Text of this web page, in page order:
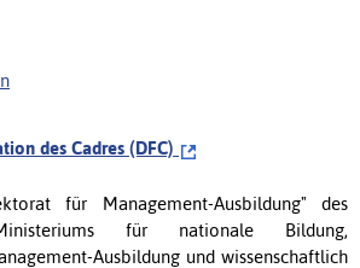
des Cadres (DFC)
für Management-Ausbildung" des
für nationale Bildung,
Ausbildung und wissenschaftlich